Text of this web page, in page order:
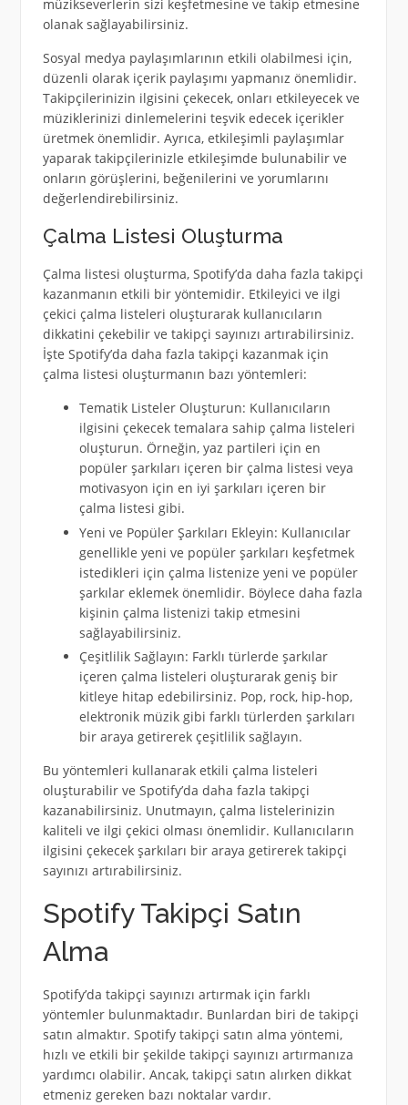
müzikseverlerin sizi keşfetmesine ve takip etmesine
olanak sağlayabilirsiniz.
Sosyal medya paylaşımlarının etkili olabilmesi için,
düzenli olarak içerik paylaşımı yapmanız önemlidir.
Takipçilerinizin ilgisini çekecek, onları etkileyecek ve
müziklerinizi dinlemelerini teşvik edecek içerikler
üretmek önemlidir. Ayrıca, etkileşimli paylaşımlar
yaparak takipçilerinizle etkileşimde bulunabilir ve
onların görüşlerini, beğenilerini ve yorumlarını
değerlendirebilirsiniz.
Çalma Listesi Oluşturma
Çalma listesi oluşturma, Spotify’da daha fazla takipçi
kazanmanın etkili bir yöntemidir. Etkileyici ve ilgi
çekici çalma listeleri oluşturarak kullanıcıların
dikkatini çekebilir ve takipçi sayınızı artırabilirsiniz.
İşte Spotify’da daha fazla takipçi kazanmak için
çalma listesi oluşturmanın bazı yöntemleri:
Tematik Listeler Oluşturun: Kullanıcıların
ilgisini çekecek temalara sahip çalma listeleri
oluşturun. Örneğin, yaz partileri için en
popüler şarkıları içeren bir çalma listesi veya
motivasyon için en iyi şarkıları içeren bir
çalma listesi gibi.
Yeni ve Popüler Şarkıları Ekleyin: Kullanıcılar
genellikle yeni ve popüler şarkıları keşfetmek
istedikleri için çalma listenize yeni ve popüler
şarkılar eklemek önemlidir. Böylece daha fazla
kişinin çalma listenizi takip etmesini
sağlayabilirsiniz.
Çeşitlilik Sağlayın: Farklı türlerde şarkılar
içeren çalma listeleri oluşturarak geniş bir
kitleye hitap edebilirsiniz. Pop, rock, hip-hop,
elektronik müzik gibi farklı türlerden şarkıları
bir araya getirerek çeşitlilik sağlayın.
Bu yöntemleri kullanarak etkili çalma listeleri
oluşturabilir ve Spotify’da daha fazla takipçi
kazanabilirsiniz. Unutmayın, çalma listelerinizin
kaliteli ve ilgi çekici olması önemlidir. Kullanıcıların
ilgisini çekecek şarkıları bir araya getirerek takipçi
sayınızı artırabilirsiniz.
Spotify Takipçi Satın
Alma
Spotify’da takipçi sayınızı artırmak için farklı
yöntemler bulunmaktadır. Bunlardan biri de takipçi
satın almaktır. Spotify takipçi satın alma yöntemi,
hızlı ve etkili bir şekilde takipçi sayınızı artırmanıza
yardımcı olabilir. Ancak, takipçi satın alırken dikkat
etmeniz gereken bazı noktalar vardır.